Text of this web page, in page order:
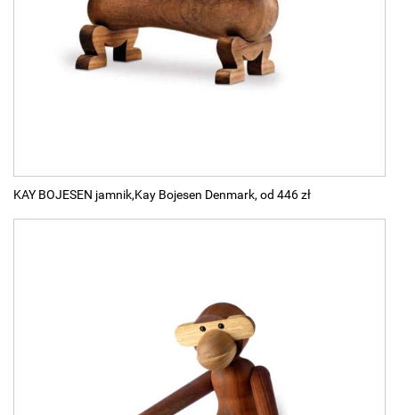
KAY BOJESEN jamnik,Kay Bojesen Denmark, od 446 zł